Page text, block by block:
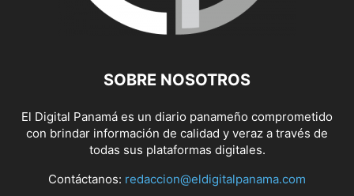
SOBRE NOSOTROS
El Digital Panamá es un diario panameño comprometido
con brindar información de calidad y veraz a través de
todas sus plataformas digitales.
Contáctanos: redaccion@eldigitalpanama.com